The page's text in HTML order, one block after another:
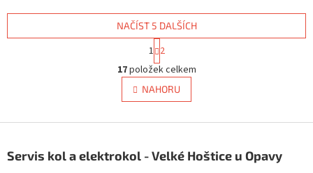
O
v
l
á
í
NAČÍST 5 DALŠÍCH
S
t
r
á
n
k
v
n
í
1 2
17položek celkem
NAHORU
pServis kol a elektrokol - Velké Hoštice u Opavy